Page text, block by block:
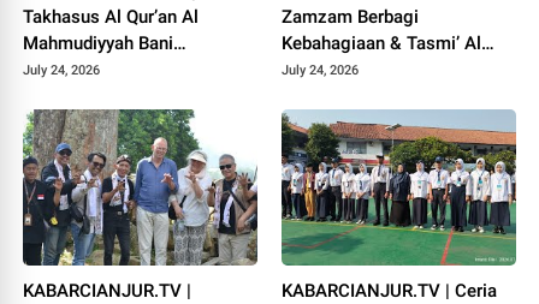
Takhasus Al Qur’an Al
Mahmudiyyah Bani
Suparman Assatinem
July 24, 2026
Zamzam Berbagi
Kebahagiaan & Tasmi’ Al
Qur’an Sambut Muharram
July 24, 2026
KABARCIANJUR.TV |
KABARCIANJUR.TV | Ceria